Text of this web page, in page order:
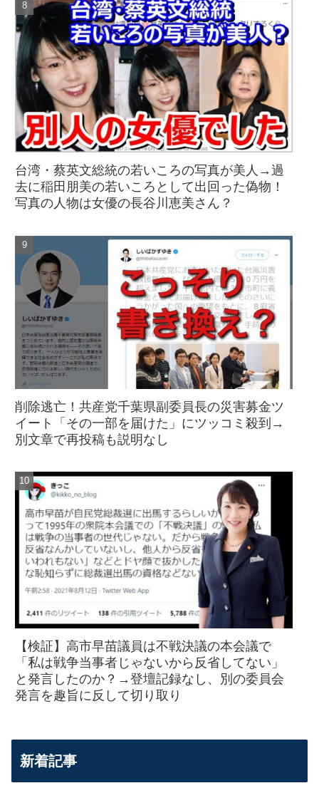
台湾・蔡英文総統の若いころの写真が美人→過
去に稲田朋美の若いころとして出回った偽物！
写真の人物は女優の長谷川恵美さん？
削除逃亡！共産党千葉県副委員長の災害募金ツ
イート「その一部を届けた」にツッコミ殺到→
別文章で再投稿も説明なし
【検証】高市早苗議員は不戦決議の本会議で
「私は戦争当事者じゃないから反省してない」
と発言したのか？→登壇記録なし、別の委員会
発言を趣旨に反して切り取り
新着記事